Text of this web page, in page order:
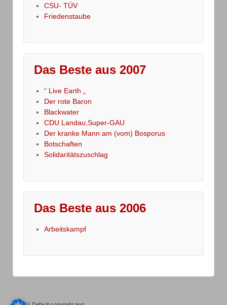
CSU- TÜV
Friedenstaube
Das Beste aus 2007
“ Live Earth „
Der rote Baron
Blackwater
CDU Landau,Super-GAU
Der kranke Mann am (vom) Bosporus
Botschaften
Solidaritätszuschlag
Das Beste aus 2006
Arbeitskampf